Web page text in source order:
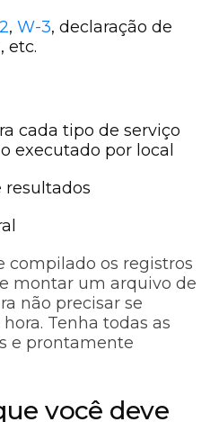
, W-3, declaração de
etc.
cada tipo de serviço
executado por local
resultados
compilado os registros
montar um arquivo de
não precisar se
Tenha todas as
e prontamente
você deve